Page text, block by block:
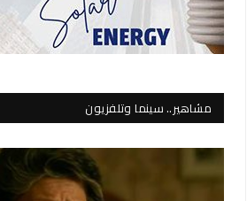
مشاهير.. سينما وتلفزيون